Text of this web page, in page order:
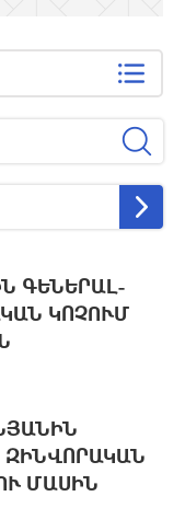
ԳԵՆԵՐԱԼ-
ԿՈՉՈՒՄ
ՄԱՍԻՆ